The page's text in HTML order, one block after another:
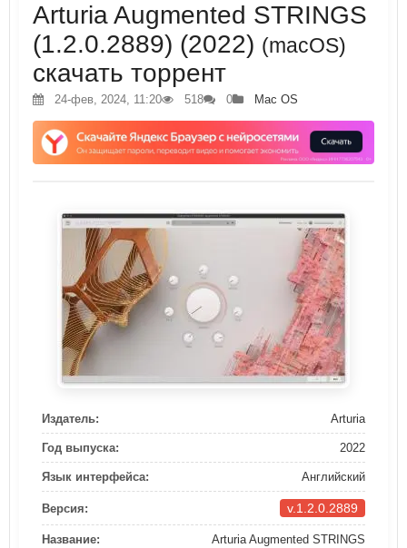
Arturia Augmented STRINGS
(1.2.0.2889) (2022) (macOS)
скачать торрент
24-фев, 2024, 11:20 518 0 Mac OS
Издатель: Arturia
Год выпуска: 2022
Язык интерфейса: Английский
Версия: v.1.2.0.2889
Название: Arturia Augmented STRINGS